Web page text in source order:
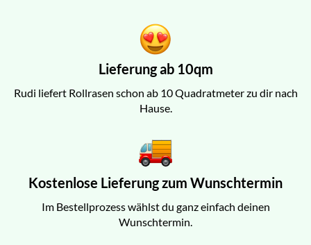
Lieferung ab 10qm
Rudi liefert Rollrasen schon ab 10 Quadratmeter zu dir nach
Hause.
Kostenlose Lieferung zum Wunschtermin
Im Bestellprozess wählst du ganz einfach deinen
Wunschtermin.